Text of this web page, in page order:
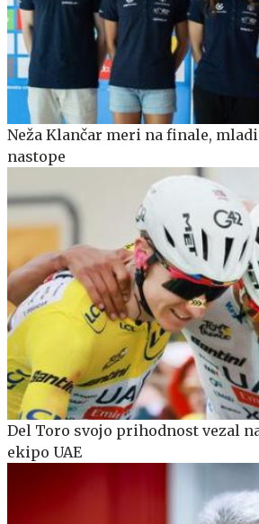
Neža Klančar meri na finale,
nastope
Del Toro svojo prihodnost vezal
ekipo UAE